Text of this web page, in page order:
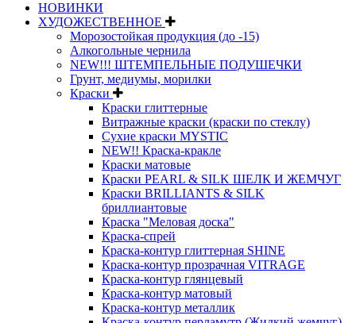
НОВИНКИ
ХУДОЖЕСТВЕННОЕ
Морозостойкая продукция (до -15)
Алкогольные чернила
NEW!!! ШТЕМПЕЛЬНЫЕ ПОДУШЕЧКИ
Грунт, медиумы, морилки
Краски
Краски глиттерные
Витражные краски (краски по стеклу)
Сухие краски MYSTIC
NEW!! Краска-кракле
Краски матовые
Краски PEARL & SILK ШЕЛК И ЖЕМЧУГ
Краски BRILLIANTS & SILK
бриллиантовые
Краска "Меловая доска"
Краска-спрей
Краска-контур глиттерная SHINE
Краска-контур прозрачная VITRAGE
Краска-контур глянцевый
Краска-контур матовый
Краска-контур металлик